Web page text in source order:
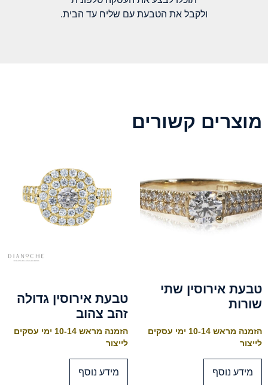
ולקבל את הטבעת עם שליח עד הבית.
מוצרים קשורים
טבעת אירוסין שתי
שורות
הזמנה מראש 10-14 ימי עסקים
לייצור
מידע נוסף
טבעת אירוסין גדולה
זהב צהוב
הזמנה מראש 10-14 ימי עסקים
לייצור
מידע נוסף